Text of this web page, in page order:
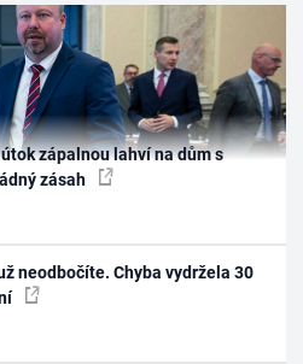
zápalnou lahví na dům s
zásah
neodbočíte. Chyba vydržela 30